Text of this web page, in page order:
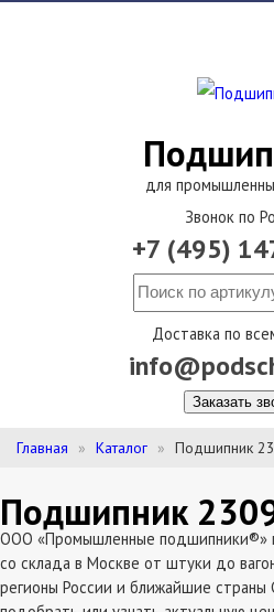
для
Звонок по
+7 (495)
Доставка по
Заказать
Главная Каталог Подшипник
Подшипник
ООО «Промышленные подшипники®»
со склада в Москве от штуки до
регионы России и ближайшие страны